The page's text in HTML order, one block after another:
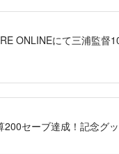
ONLINEにて三浦監督
セーブ達成！記念グッ